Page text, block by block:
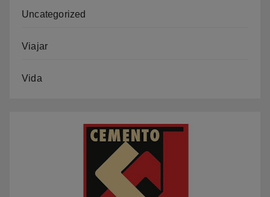
Uncategorized
Viajar
Vida